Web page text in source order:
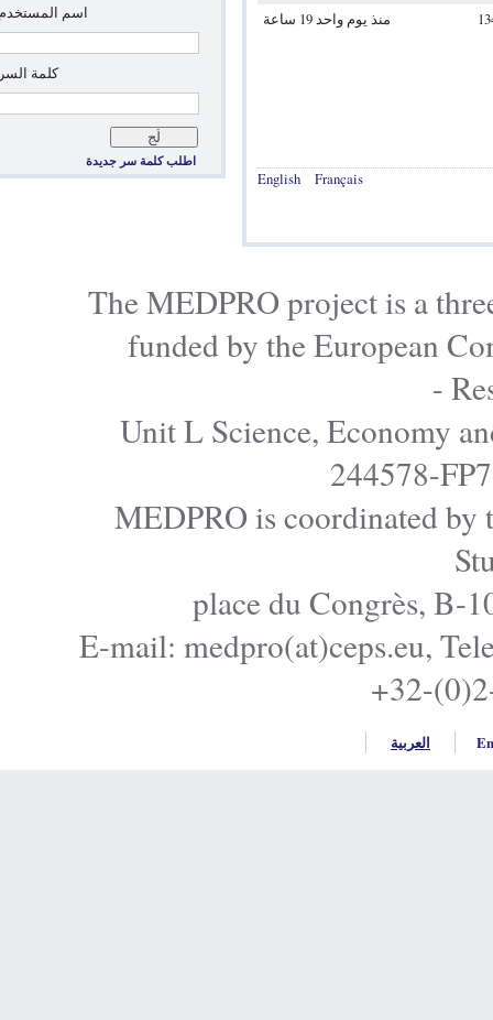
‏اسم المستخدم: ‏*
اطلب كلمة سر جديدة
English
The MEDPRO project is
funded by the
Unit L Science,
MEDPRO is
E-mail: